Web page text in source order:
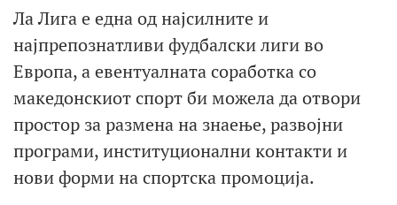
Ла Лига е една од најсилните и
најпрепознатливи фудбалски лиги во
Европа, а евентуалната соработка со
македонскиот спорт би можела да отвори
простор за размена на знаење, развојни
програми, институционални контакти и
нови форми на спортска промоција.